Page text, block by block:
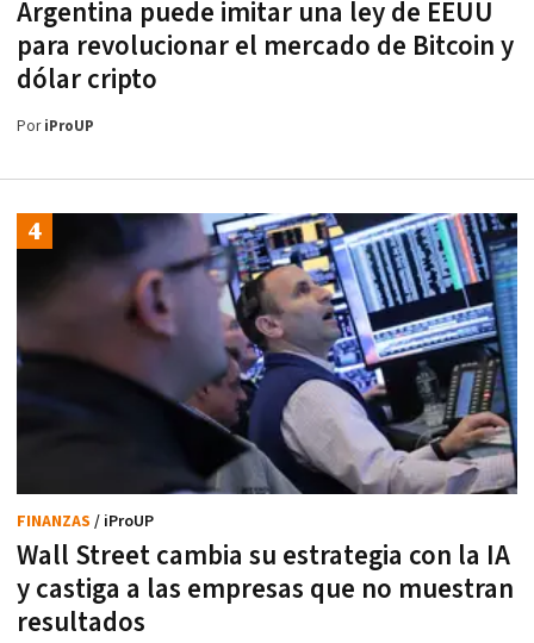
Argentina puede imitar una ley de EEUU
para revolucionar el mercado de Bitcoin y
dólar cripto
PoriProUP
Wall Street cambia su estrategia con la IA
y castiga a las empresas que no muestran
resultados
FINANZAS / iProUP